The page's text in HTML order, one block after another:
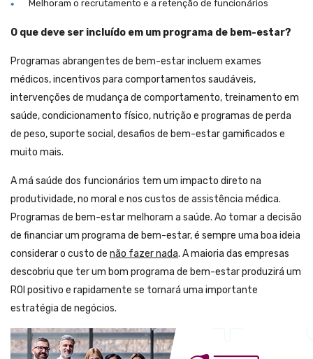
Melhoram o recrutamento e a retenção de funcionários
O que deve ser incluído em um programa de bem-estar?
Programas abrangentes de bem-estar incluem exames
médicos, incentivos para comportamentos saudáveis,
intervenções de mudança de comportamento, treinamento em
saúde, condicionamento físico, nutrição e programas de perda
de peso, suporte social, desafios de bem-estar gamificados e
muito mais.
A má saúde dos funcionários tem um impacto direto na
produtividade, no moral e nos custos de assistência médica.
Programas de bem-estar melhoram a saúde. Ao tomar a decisão
de financiar um programa de bem-estar, é sempre uma boa ideia
considerar o custo de não fazer nada. A maioria das empresas
descobriu que ter um bom programa de bem-estar produzirá um
ROI positivo e rapidamente se tornará uma importante
estratégia de negócios.